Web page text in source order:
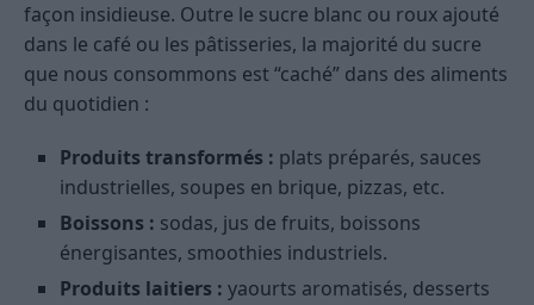
façon insidieuse. Outre le sucre blanc ou roux ajouté
dans le café ou les pâtisseries, la majorité du sucre
que nous consommons est “caché” dans des aliments
du quotidien :
Produits transformés : plats préparés, sauces
industrielles, soupes en brique, pizzas, etc.
Boissons : sodas, jus de fruits, boissons
énergisantes, smoothies industriels.
Produits laitiers : yaourts aromatisés, desserts